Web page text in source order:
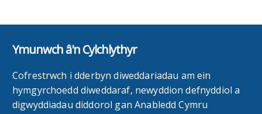
Ymunwch â'n Cylchlythyr
Cofrestrwch i dderbyn diweddariadau am ein
hymgyrchoedd diweddaraf, newyddion defnyddiol a
digwyddiadau diddorol gan Anabledd Cymru